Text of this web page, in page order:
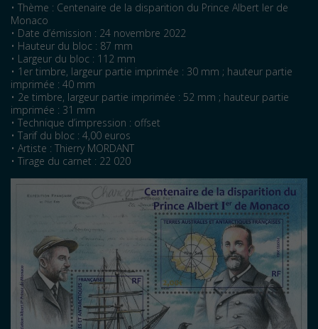
• Thème : Centenaire de la disparition du Prince Albert Ier de
Monaco
• Date d’émission : 24 novembre 2022
• Hauteur du bloc : 87 mm
• Largeur du bloc : 112 mm
• 1er timbre, largeur partie imprimée : 30 mm ; hauteur partie
imprimée : 40 mm
• 2e timbre, largeur partie imprimée : 52 mm ; hauteur partie
imprimée : 31 mm
• Technique d’impression : offset
• Tarif du bloc : 4,00 euros
• Artiste : Thierry MORDANT
• Tirage du carnet : 22 020